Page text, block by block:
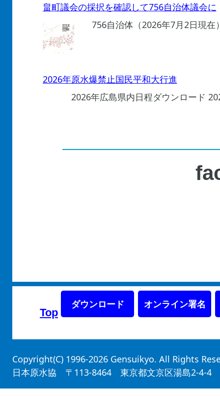
畠町議会の採択を確認して756自治体議会に
756自治体（2026年7月2日現
2026年原水爆禁止国民平和大行進
2026年広島県内日程ダウンロード
Top
ダウンロード オンライン署名
Copyright(C) 1996-2026 Gensuikyo. All Rights
日本原水協 〒113-8464 東京都文京区湯島2-4-4